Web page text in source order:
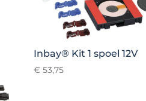
Inbay® Kit 1 spoel 12V
€ 53,75